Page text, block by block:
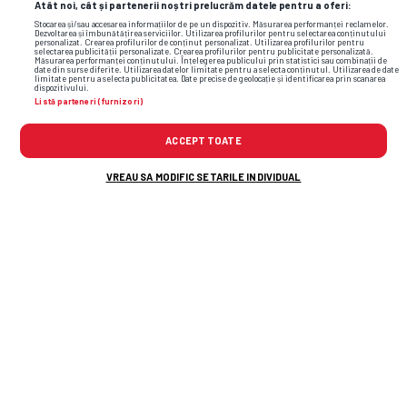
Atât noi, cât și partenerii noștri prelucrăm datele pentru a oferi:
Stocarea și/sau accesarea informațiilor de pe un dispozitiv. Măsurarea performanței reclamelor.
Dezvoltarea și îmbunătățirea serviciilor. Utilizarea profilurilor pentru selectarea conținutului
personalizat. Crearea profilurilor de conținut personalizat. Utilizarea profilurilor pentru
selectarea publicității personalizate. Crearea profilurilor pentru publicitate personalizată.
Măsurarea performanței conținutului. Înțelegerea publicului prin statistici sau combinații de
date din surse diferite. Utilizarea datelor limitate pentru a selecta conținutul. Utilizarea de date
limitate pentru a selecta publicitatea. Date precise de geolocație și identificarea prin scanarea
dispozitivului.
Listă parteneri (furnizori)
ACCEPT TOATE
VREAU SA MODIFIC SETARILE INDIVIDUAL